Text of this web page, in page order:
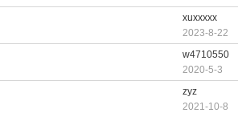
xuxxxxx
2023-8-22
w4710550
2020-5-3
zyz
2021-10-8